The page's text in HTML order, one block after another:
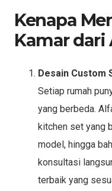
Kenapa
Kamar dari
Desain Custom
Setiap rumah
yang berbeda.
kitchen set yang
model, hingga
konsultasi
terbaik yang